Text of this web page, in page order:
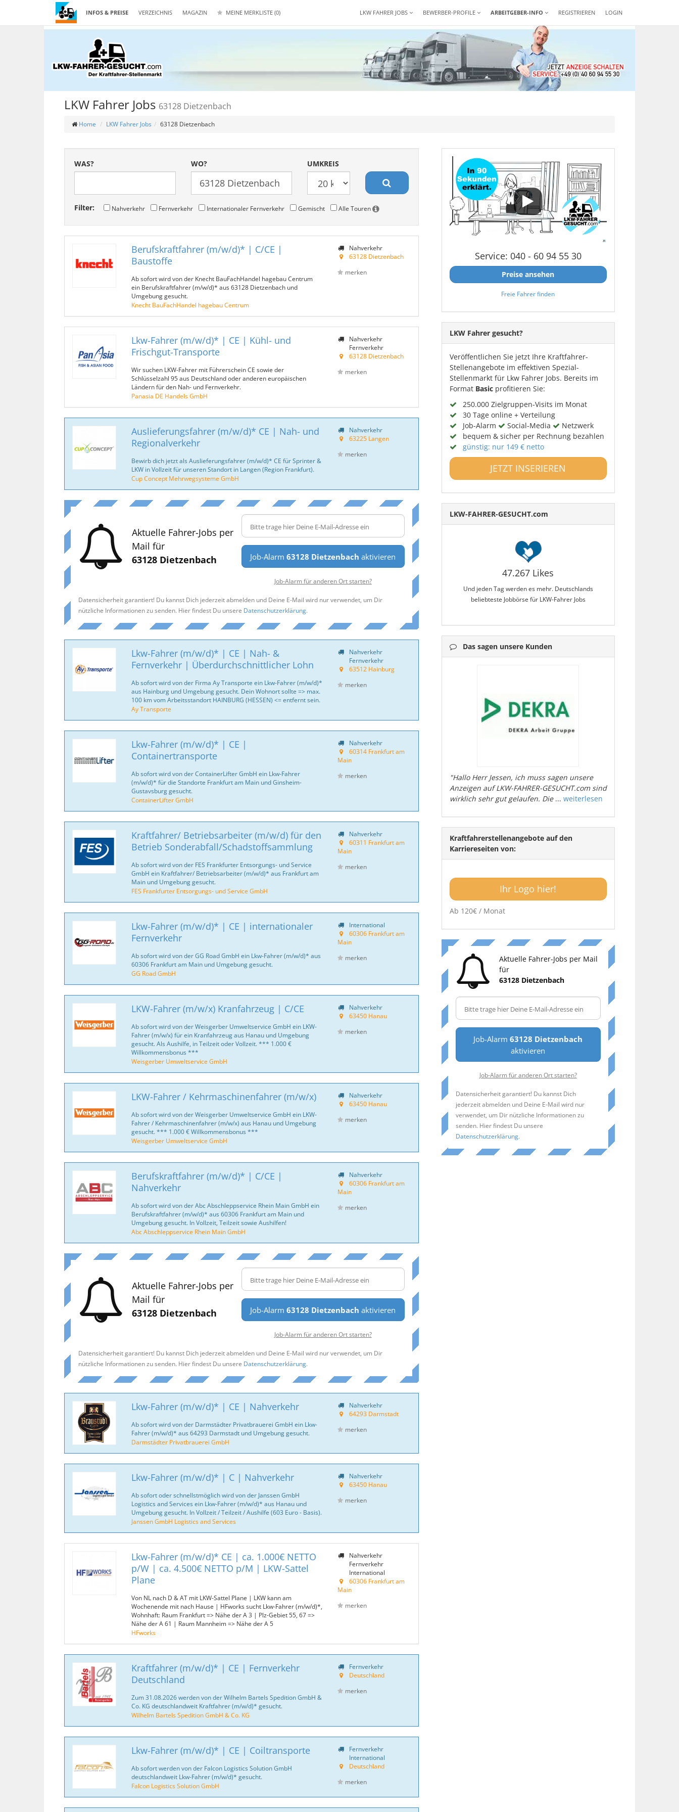
INFOS & PREISE VERZEICHNIS MAGAZIN MEINE MERKLISTE (0) REGISTRIEREN LOGIN
LKW FAHRER JOBS BEWERBER-PROFILE ARBEITGEBER-INFO
LKW Fahrer Jobs 63128 Dietzenbach
Home LKW Fahrer Jobs 63128 Dietzenbach
WAS? WO? UMKREIS
Filter: Nahverkehr Fernverkehr Internationaler Fernverkehr Gemischt Alle Touren
Berufskraftfahrer (m/w/d)* | C/CE |
Baustoffe
Ab sofort wird von der Knecht BauFachHandel hagebau Centrum
ein Berufskraftfahrer (m/w/d)* aus 63128 Dietzenbach und
Umgebung gesucht.
Knecht BauFachHandel hagebau Centrum
Nahverkehr
63128 Dietzenbach
merken
Lkw-Fahrer (m/w/d)* | CE | Kühl- und
Frischgut-Transporte
Wir suchen LKW-Fahrer mit Führerschein CE sowie der
Schlüsselzahl 95 aus Deutschland oder anderen europäischen
Ländern für den Nah- und Fernverkehr.
Panasia DE Handels GmbH
Nahverkehr
Fernverkehr
63128 Dietzenbach
merken
Auslieferungsfahrer (m/w/d)* CE | Nah- und
Regionalverkehr
Bewirb dich jetzt als Auslieferungsfahrer (m/w/d)* CE für Sprinter &
LKW in Vollzeit für unseren Standort in Langen (Region Frankfurt).
Cup Concept Mehrwegsysteme GmbH
Nahverkehr
63225 Langen
merken
Aktuelle Fahrer-Jobs per
Mail für
63128 Dietzenbach
Job-Alarm63128 Dietzenbach aktivieren
Job-Alarm für anderen Ort starten?
Datensicherheit garantiert! Du kannst Dich jederzeit abmelden und Deine E-Mail wird nur verwendet, um Dir
nützliche Informationen zu senden. Hier findest Du unsere Datenschutzerklärung.
Lkw-Fahrer (m/w/d)* | CE | Nah- &
Fernverkehr | Überdurchschnittlicher Lohn
Ab sofort wird von der Firma Ay Transporte ein Lkw-Fahrer (m/w/d)*
aus Hainburg und Umgebung gesucht. Dein Wohnort sollte => max.
100 km vom Arbeitsstandort HAINBURG (HESSEN) <= entfernt sein.
Ay Transporte
Nahverkehr
Fernverkehr
63512 Hainburg
merken
Lkw-Fahrer (m/w/d)* | CE |
Containertransporte
Ab sofort wird von der ContainerLifter GmbH ein Lkw-Fahrer
(m/w/d)* für die Standorte Frankfurt am Main und Ginsheim-
Gustavsburg gesucht.
ContainerLifter GmbH
Nahverkehr
60314 Frankfurt am
Main
merken
Kraftfahrer/ Betriebsarbeiter (m/w/d) für den
Betrieb Sonderabfall/Schadstoffsammlung
Ab sofort wird von der FES Frankfurter Entsorgungs- und Service
GmbH ein Kraftfahrer/ Betriebsarbeiter (m/w/d)* aus Frankfurt am
Main und Umgebung gesucht.
FES Frankfurter Entsorgungs- und Service GmbH
Nahverkehr
60311 Frankfurt am
Main
merken
Lkw-Fahrer (m/w/d)* | CE | internationaler
Fernverkehr
Ab sofort wird von der GG Road GmbH ein Lkw-Fahrer (m/w/d)* aus
60306 Frankfurt am Main und Umgebung gesucht.
GG Road GmbH
International
60306 Frankfurt am
Main
merken
LKW-Fahrer (m/w/x) Kranfahrzeug | C/CE
Ab sofort wird von der Weisgerber Umweltservice GmbH ein LKW-
Fahrer (m/w/x) für ein Kranfahrzeug aus Hanau und Umgebung
gesucht. Als Aushilfe, in Teilzeit oder Vollzeit. *** 1.000 €
Willkommensbonus ***
Weisgerber Umweltservice GmbH
Nahverkehr
63450 Hanau
merken
LKW-Fahrer / Kehrmaschinenfahrer (m/w/x)
Ab sofort wird von der Weisgerber Umweltservice GmbH ein LKW-
Fahrer / Kehrmaschinenfahrer (m/w/x) aus Hanau und Umgebung
gesucht. *** 1.000 € Willkommensbonus ***
Weisgerber Umweltservice GmbH
Nahverkehr
63450 Hanau
merken
Berufskraftfahrer (m/w/d)* | C/CE |
Nahverkehr
Ab sofort wird von der Abc Abschleppservice Rhein Main GmbH ein
Berufskraftfahrer (m/w/d)* aus 60306 Frankfurt am Main und
Umgebung gesucht. In Vollzeit, Teilzeit sowie Aushilfen!
Abc Abschleppservice Rhein Main GmbH
Nahverkehr
60306 Frankfurt am
Main
merken
Aktuelle Fahrer-Jobs per
Mail für
63128 Dietzenbach
Job-Alarm63128 Dietzenbach aktivieren
Job-Alarm für anderen Ort starten?
Datensicherheit garantiert! Du kannst Dich jederzeit abmelden und Deine E-Mail wird nur verwendet, um Dir
nützliche Informationen zu senden. Hier findest Du unsere Datenschutzerklärung.
Lkw-Fahrer (m/w/d)* | CE | Nahverkehr
Ab sofort wird von der Darmstädter Privatbrauerei GmbH ein Lkw-
Fahrer (m/w/d)* aus 64293 Darmstadt und Umgebung gesucht.
Darmstädter Privatbrauerei GmbH
Nahverkehr
64293 Darmstadt
merken
Lkw-Fahrer (m/w/d)* | C | Nahverkehr
Ab sofort oder schnellstmöglich wird von der Janssen GmbH
Logistics and Services ein Lkw-Fahrer (m/w/d)* aus Hanau und
Umgebung gesucht. In Vollzeit / Teilzeit / Aushilfe (603 Euro - Basis).
Janssen GmbH Logistics and Services
Nahverkehr
63450 Hanau
merken
Lkw-Fahrer (m/w/d)* CE | ca. 1.000€ NETTO
p/W | ca. 4.500€ NETTO p/M | LKW-Sattel
Plane
Von NL nach D & AT mit LKW-Sattel Plane | LKW kann am
Wochenende mit nach Hause | HFworks sucht Lkw-Fahrer (m/w/d)*,
Wohnhaft: Raum Frankfurt => Nähe der A 3 | Plz-Gebiet 55, 67 =>
Nähe der A 61 | Raum Mannheim => Nähe der A 5
HFworks
Nahverkehr
Fernverkehr
International
60306 Frankfurt am
Main
merken
Kraftfahrer (m/w/d)* | CE | Fernverkehr
Deutschland
Zum 31.08.2026 werden von der Wilhelm Bartels Spedition GmbH &
Co. KG deutschlandweit Kraftfahrer (m/w/d)* gesucht.
Wilhelm Bartels Spedition GmbH & Co. KG
Fernverkehr
Deutschland
merken
Lkw-Fahrer (m/w/d)* | CE | Coiltransporte
Ab sofort werden von der Falcon Logistics Solution GmbH
deutschlandweit Lkw-Fahrer (m/w/d)* gesucht.
Falcon Logistics Solution GmbH
Fernverkehr
International
Deutschland
merken
Service: 040 - 60 94 55 30
Preise ansehen
Freie Fahrer finden
LKW Fahrer gesucht?
Veröffentlichen Sie jetzt Ihre Kraftfahrer-
Stellenangebote im effektiven Spezial-
Stellenmarkt für Lkw Fahrer Jobs. Bereits im
Format Basicprofitieren Sie:
250.000 Zielgruppen-Visits im Monat
30 Tage online + Verteilung
Job-Alarm
Social-Media
Netzwerk
bequem & sicher per Rechnung bezahlen
günstig: nur 149 € netto
JETZT INSERIEREN
LKW-FAHRER-GESUCHT.com
47.267 Likes
Und jeden Tag werden es mehr. Deutschlands
beliebteste Jobbörse für LKW-Fahrer Jobs
Das sagen unsere Kunden
"Hallo Herr Jessen, ich muss sagen unsere
Anzeigen auf LKW-FAHRER-GESUCHT.com sind
wirklich sehr gut gelaufen. Die... weiterlesen
Kraftfahrerstellenangebote auf den
Karriereseiten von:
Ihr Logo hier!
Ab 120€ / Monat
Aktuelle Fahrer-Jobs per Mail
für
63128 Dietzenbach
Job-Alarm63128 Dietzenbach
aktivieren
Job-Alarm für anderen Ort starten?
Datensicherheit garantiert! Du kannst Dich
jederzeit abmelden und Deine E-Mail wird nur
verwendet, um Dir nützliche Informationen zu
senden. Hier findest Du unsere
Datenschutzerklärung.